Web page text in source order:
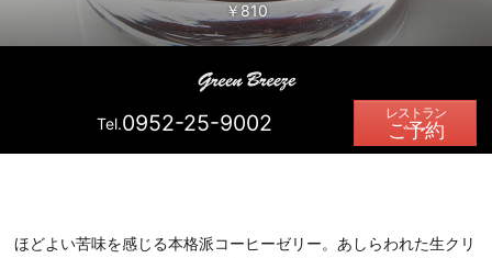
￥810
Tel.0952-25-9002 ご予約
ほどよい苦味を感じる本格派コーヒーゼリー。あしらわれた生クリ